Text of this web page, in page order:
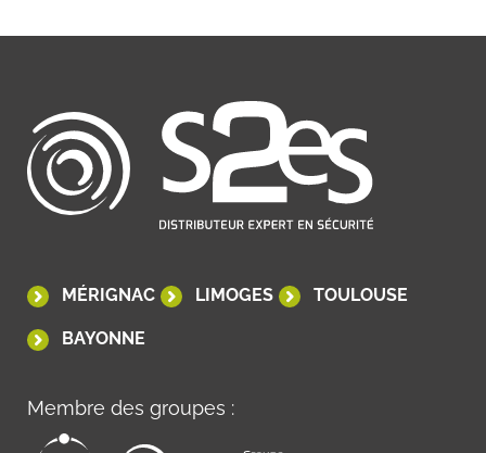
MÉRIGNAC LIMOGES TOULOUSE
BAYONNE
Membre des groupes :